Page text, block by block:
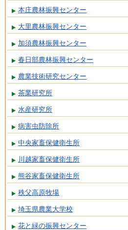
本庄農林振興センター
大里農林振興センター
加須農林振興センター
春日部農林振興センター
農業技術研究センター
茶業研究所
水産研究所
病害虫防除所
中央家畜保健衛生所
川越家畜保健衛生所
熊谷家畜保健衛生所
秩父高原牧場
埼玉県農業大学校
花と緑の振興センター